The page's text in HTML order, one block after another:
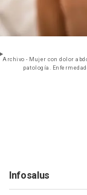
Archivo - Mujer con dolor
patología.
Infosalus